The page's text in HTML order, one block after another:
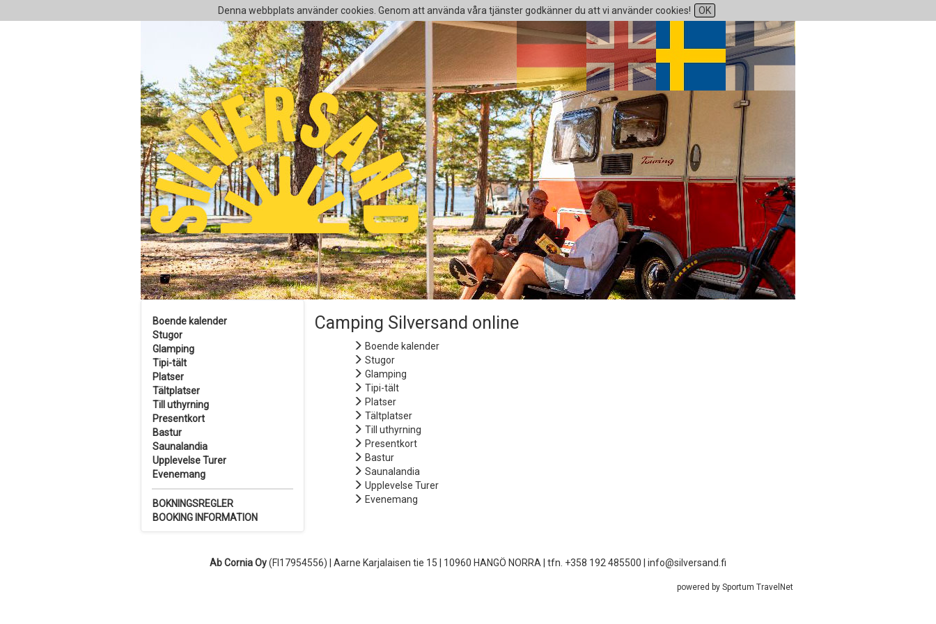
Denna webbplats använder cookies. Genom att använda våra tjänster godkänner du att vi använder cookies! OK
Boende kalender
Stugor
Glamping
Tipi-tält
Platser
Tältplatser
Till uthyrning
Presentkort
Bastur
Saunalandia
Upplevelse Turer
Evenemang
BOKNINGSREGLER
BOOKING INFORMATION
Camping Silversand online
Boende kalender
Stugor
Glamping
Tipi-tält
Platser
Tältplatser
Till uthyrning
Presentkort
Bastur
Saunalandia
Upplevelse Turer
Evenemang
Ab Cornia Oy(FI17954556) | Aarne Karjalaisen tie 15 | 10960 HANGÖ NORRA | tfn. +358 192 485500 | info@silversand.fi
powered by Sportum TravelNet